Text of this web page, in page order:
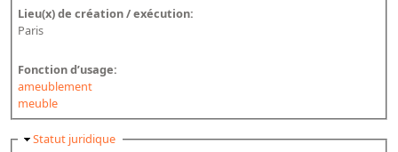
Appel à chercheurs : bourse Comité d’histoire de la BnF
Appel à projets
Recherche de sujets de recherche
Faire une suggestion de recherche
Fournir un témoignage et/ou un document
Lieu(x) de création / exécution:
Paris
Fonction d’usage:
ameublement
meuble
Masquer
Statut juridique